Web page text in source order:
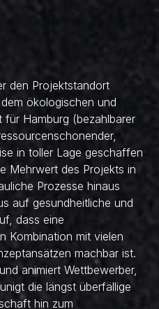
den Projektstandort
ökologischen und
Hamburg (bezahlbarer
in toller Lage geschaffen
Mehrwert des Projekts in
Prozesse hinaus
auf gesundheitliche und
dass eine
Kombination mit vielen
machbar ist.
animiert Wettbewerber,
die längst überfällige
hin zum